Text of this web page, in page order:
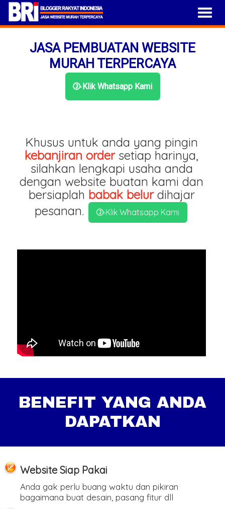
JASA PEMBUATAN WEBSITE
MURAH TERPERCAYA
Klik Whatsapp Kami
Khusus untuk anda yang pingin
kebanjiran ordersetiap harinya,
silahkan lengkapi usaha anda
dengan website buatan kami dan
bersiaplah babak belurdihajar
pesanan.
Klik Whatsapp Kami
BENEFIT YANG ANDA
DAPATKAN
Website Siap Pakai
Anda gak perlu buang waktu dan pikiran
bagaimana buat desain, pasang fitur dll